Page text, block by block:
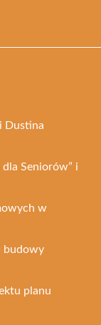
Dustina
Seniorów” i
w
budowy
planu